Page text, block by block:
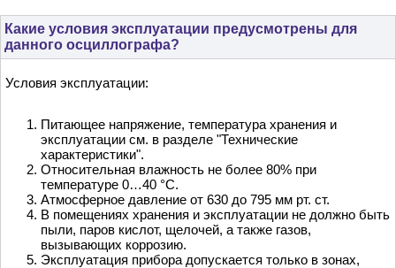
Какие условия эксплуатации предусмотрены для
данного осциллографа?
Условия эксплуатации:
Питающее напряжение, температура хранения и
эксплуатации см. в разделе "Технические
характеристики".
Относительная влажность не более 80% при
температуре 0…40 °С.
Атмосферное давление от 630 до 795 мм рт. ст.
В помещениях хранения и эксплуатации не должно быть
пыли, паров кислот, щелочей, а также газов,
вызывающих коррозию.
Эксплуатация прибора допускается только в зонах,